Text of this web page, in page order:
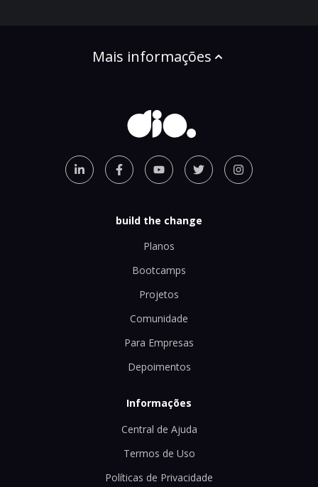
Mais informações
build the change
Planos
Bootcamps
Projetos
Comunidade
Para Empresas
Depoimentos
Informações
Central de Ajuda
Termos de Uso
Políticas de Privacidade